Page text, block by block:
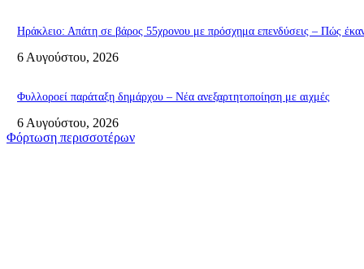
Ηράκλειο: Απάτη σε βάρος 55χρονου με πρόσχημα επενδύσεις – Πώς
6 Αυγούστου, 2026
Φυλλοροεί παράταξη δημάρχου – Νέα ανεξαρτητοποίηση με αιχμές
6 Αυγούστου, 2026
Φόρτωση περισσοτέρων